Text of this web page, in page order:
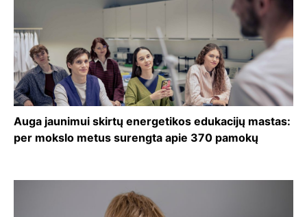
Auga jaunimui skirtų energetikos edukacijų mastas:
per mokslo metus surengta apie 370 pamokų